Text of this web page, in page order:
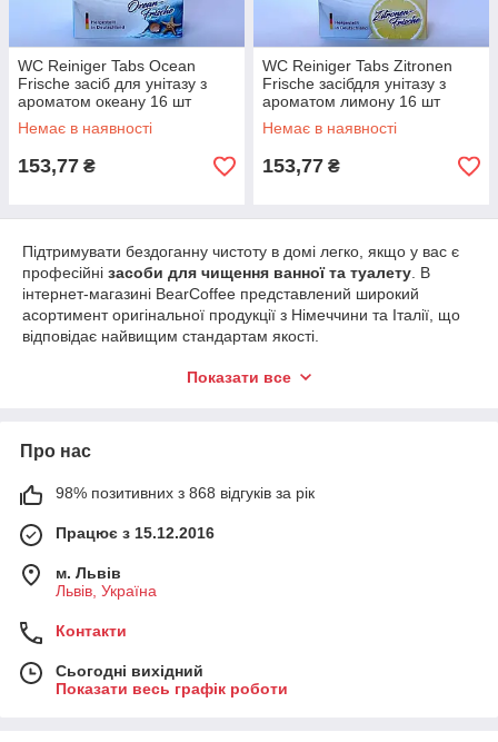
WC Reiniger Tabs Ocean
Frische засіб для унітазу з
ароматом океану 16 шт
Немає в наявності
153,77 ₴
WC Reiniger Tabs Zitronen
Frische засібдля унітазу з
ароматом лимону 16 шт
Немає в наявності
153,77 ₴
Підтримувати бездоганну чистоту в домі легко, якщо у вас є
професійні засоби для чищення ванної та туалету . В
інтернет-магазині BearCoffee представлений широкий
асортимент оригінальної продукції з Німеччини та Італії, що
відповідає найвищим стандартам якості.
мильний наліт та іржу, не пошкоджуючи акрилові
Проти вапна:потужні очищувачі Denkmit Kalkreiniger
Еко-лінійка:натуральні засоби Chante Clair Vert для
Наші засоби гарантують 100% результат навіть у холодній
воді, залишаючи тривалий аромат свіжості. Замовляйте
якісну побутову хімію за вигідними цінами на BearCoffee.
Показати все
Про нас
98% позитивних з 868 відгуків за рік
Працює з 15.12.2016
м. Львів
Львів, Україна
Контакти
Сьогодні вихідний
Показати весь графік роботи